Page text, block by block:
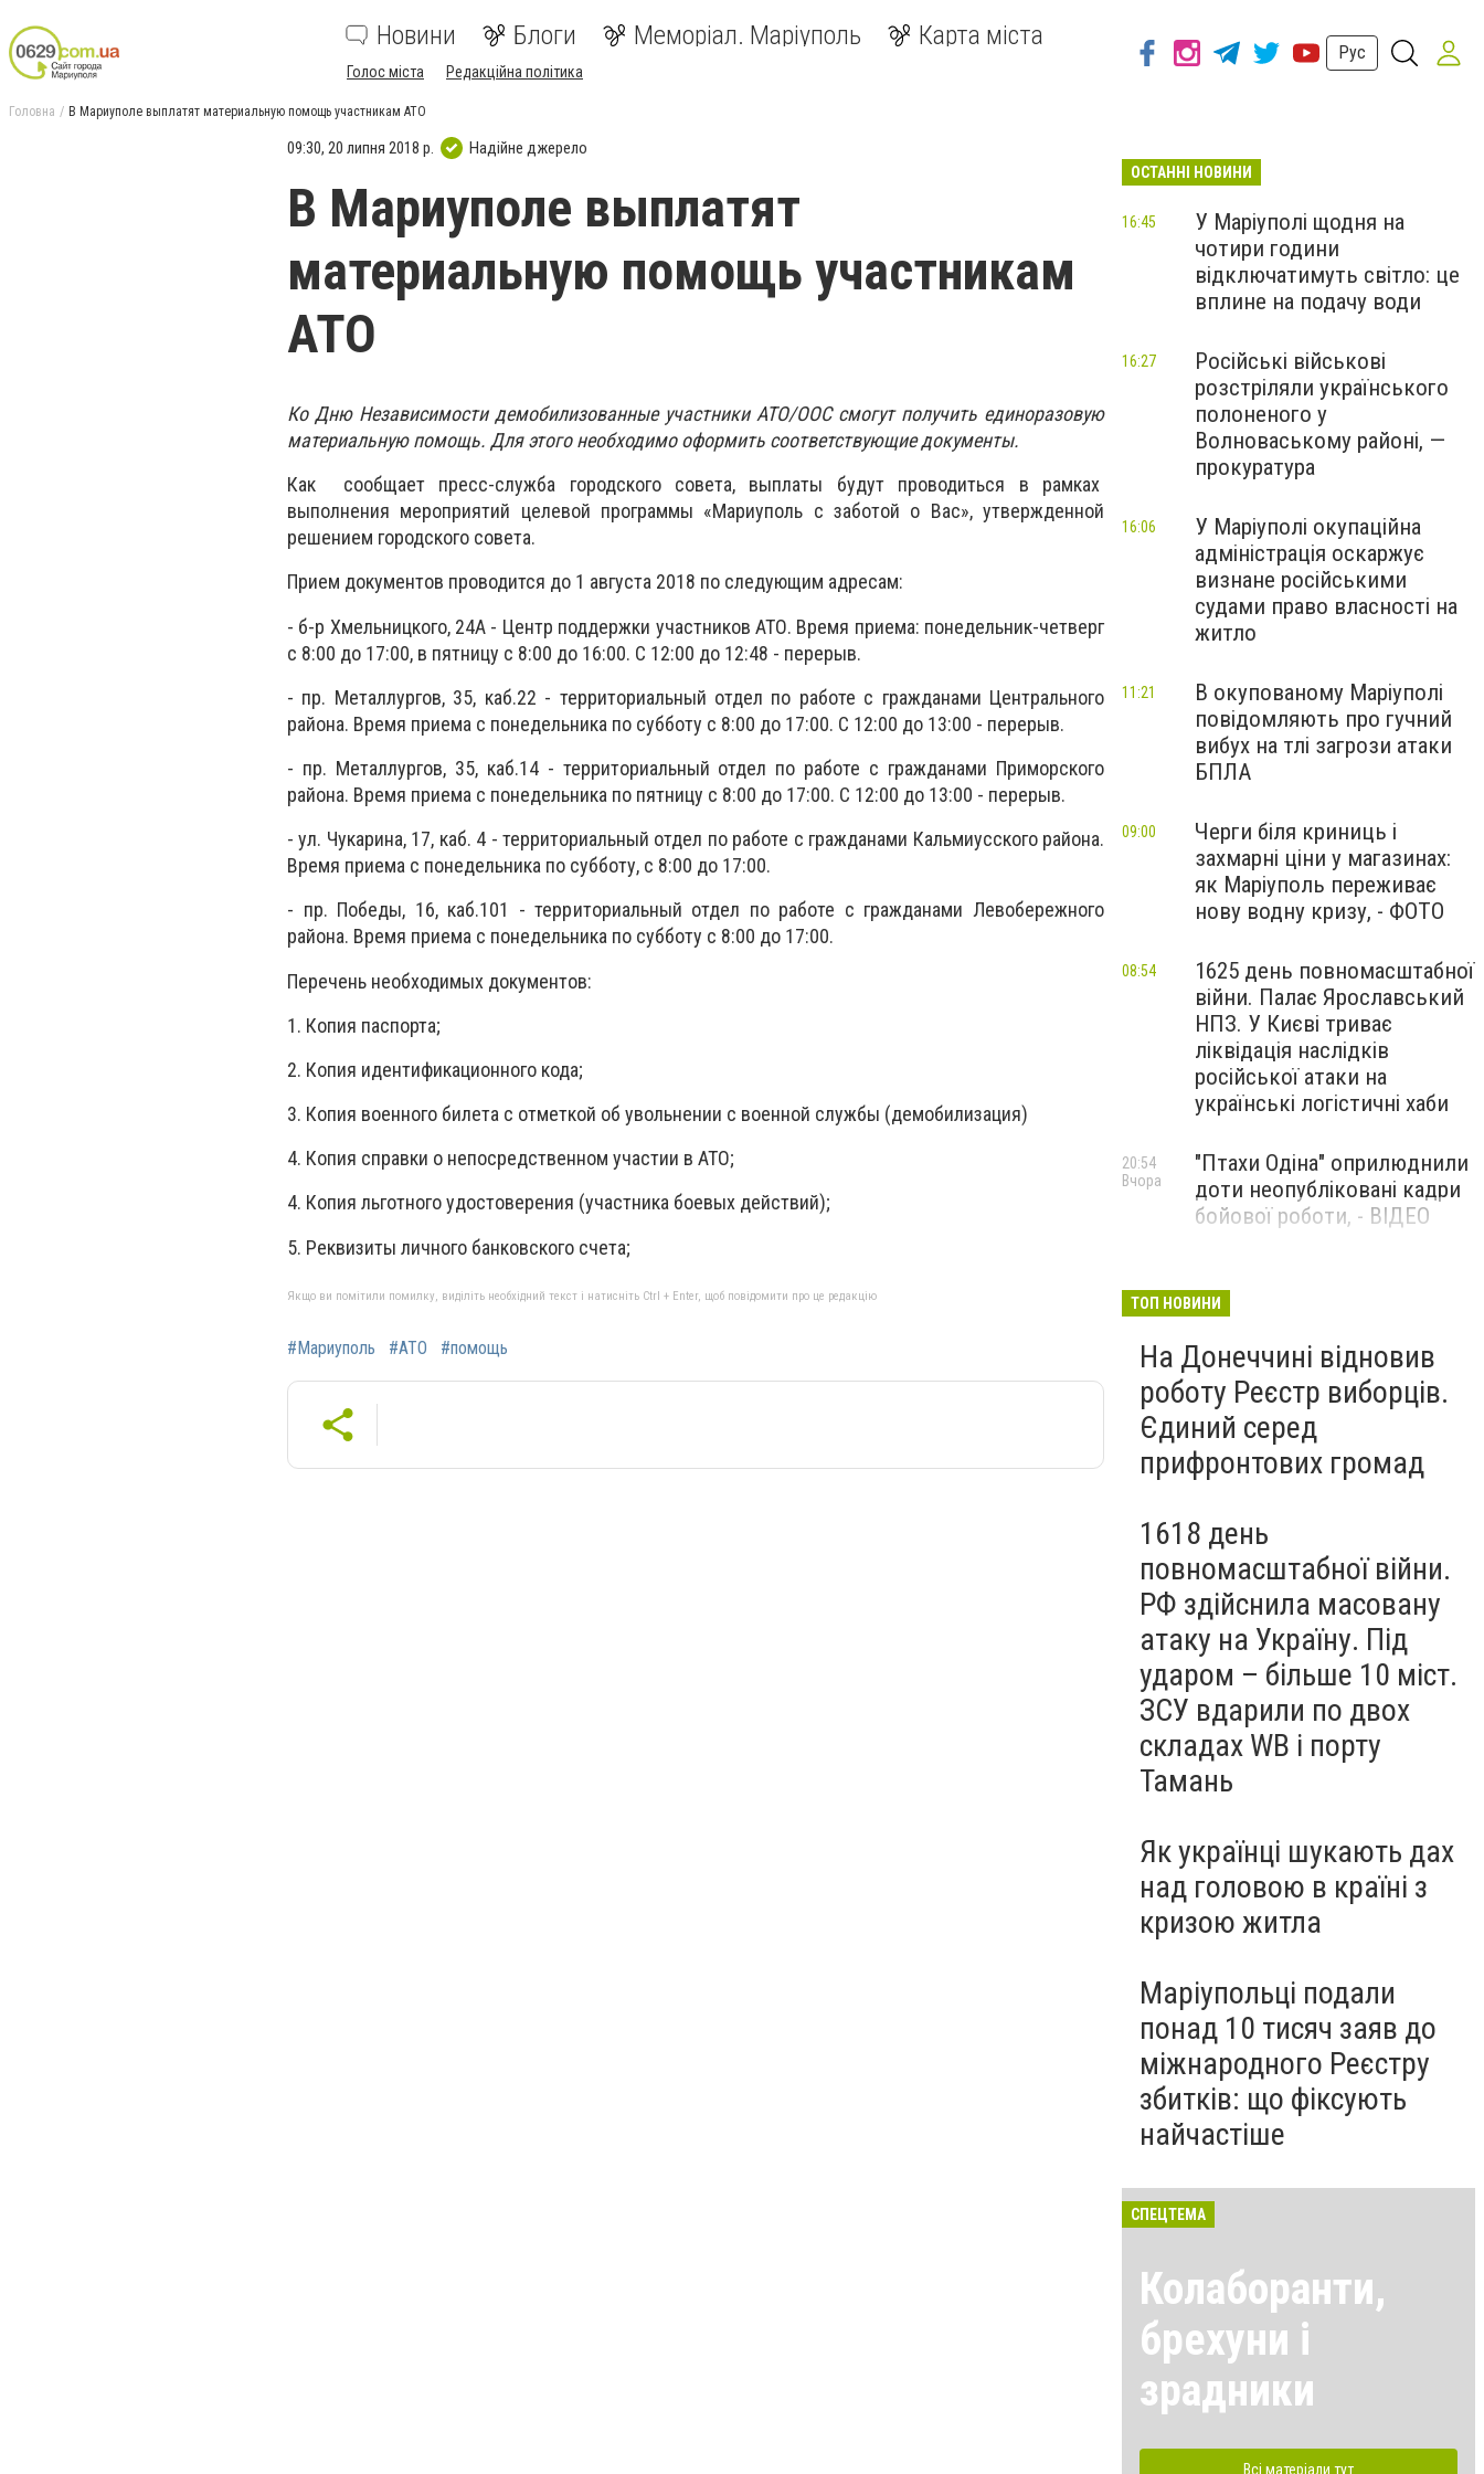
Новини Блоги Меморіал. Маріуполь Карта міста
Голос міста Редакційна політика
Рус
Головна В Мариуполе выплатят материальную помощь участникам АТО
09:30, 20 липня 2018 р. Надійне джерело
В Мариуполе выплатят
материальную помощь участникам
АТО
Ко Дню Независимости демобилизованные участники АТО/ООС смогут получить единоразовую
материальную помощь. Для этого необходимо оформить соответствующие документы.
Как сообщает пресс-служба городского совета, выплаты будут проводиться в рамках
выполнения мероприятий целевой программы «Мариуполь с заботой о Вас», утвержденной
решением городского совета.
Прием документов проводится до 1 августа 2018 по следующим адресам:
- б-р Хмельницкого, 24А - Центр поддержки участников АТО. Время приема: понедельник-четверг
с 8:00 до 17:00, в пятницу с 8:00 до 16:00. С 12:00 до 12:48 - перерыв.
- пр. Металлургов, 35, каб.22 - территориальный отдел по работе с гражданами Центрального
района. Время приема с понедельника по субботу с 8:00 до 17:00. С 12:00 до 13:00 - перерыв.
- пр. Металлургов, 35, каб.14 - территориальный отдел по работе с гражданами Приморского
района. Время приема с понедельника по пятницу с 8:00 до 17:00. С 12:00 до 13:00 - перерыв.
- ул. Чукарина, 17, каб. 4 - территориальный отдел по работе с гражданами Кальмиусского района.
Время приема с понедельника по субботу, с 8:00 до 17:00.
- пр. Победы, 16, каб.101 - территориальный отдел по работе с гражданами Левобережного
района. Время приема с понедельника по субботу с 8:00 до 17:00.
Перечень необходимых документов:
1. Копия паспорта;
2. Копия идентификационного кода;
3. Копия военного билета с отметкой об увольнении с военной службы (демобилизация)
4. Копия справки о непосредственном участии в АТО;
4. Копия льготного удостоверения (участника боевых действий);
5. Реквизиты личного банковского счета;
Якщо ви помітили помилку, виділіть необхідний текст і натисніть Ctrl + Enter, щоб повідомити про це редакцію
#Мариуполь #АТО #помощь
ОСТАННІ НОВИНИ
У Маріуполі щодня на
чотири години
відключатимуть світло: це
вплине на подачу води
16:45
Російські військові
розстріляли українського
полоненого у
Волноваському районі, —
прокуратура
16:27
У Маріуполі окупаційна
адміністрація оскаржує
визнане російськими
судами право власності на
житло
16:06
В окупованому Маріуполі
повідомляють про гучний
вибух на тлі загрози атаки
БПЛА
11:21
Черги біля криниць і
захмарні ціни у магазинах:
як Маріуполь переживає
нову водну кризу, - ФОТО
09:00
1625 день повномасштабної
війни. Палає Ярославський
НПЗ. У Києві триває
ліквідація наслідків
російської атаки на
українські логістичні хаби
08:54
"Птахи Одіна" оприлюднили
доти неопубліковані кадри
бойової роботи, - ВІДЕО
20:54
Вчора
Бєдняков зіграє тата
новому українському
фільмі, - ФОТО
Вчора
ТОП НОВИНИ
На Донеччині відновив
роботу Реєстр виборців.
Єдиний серед
прифронтових громад
1618 день
повномасштабної війни.
РФ здійснила масовану
атаку на Україну. Під
ударом – більше 10 міст.
ЗСУ вдарили по двох
складах WB і порту
Тамань
Як українці шукають дах
над головою в країні з
кризою житла
Маріупольці подали
понад 10 тисяч заяв до
міжнародного Реєстру
збитків: що фіксують
найчастіше
СПЕЦТЕМА
Колаборанти,
брехуни і
зрадники
Всі матеріали тут